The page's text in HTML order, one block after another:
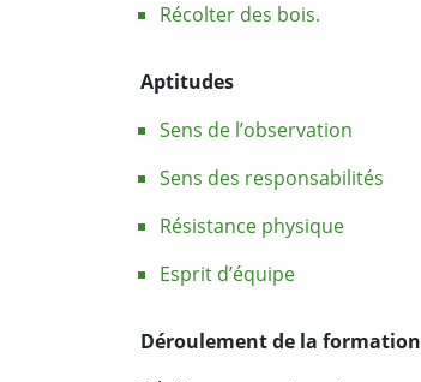
Récolter des bois.
Aptitudes
Sens de l’observation
Sens des responsabilités
Résistance physique
Esprit d’équipe
Déroulement de la formation